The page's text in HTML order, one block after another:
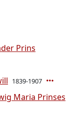
Prins
1839-1907
Maria Prinses